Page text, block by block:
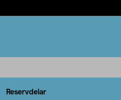
Reservdelar